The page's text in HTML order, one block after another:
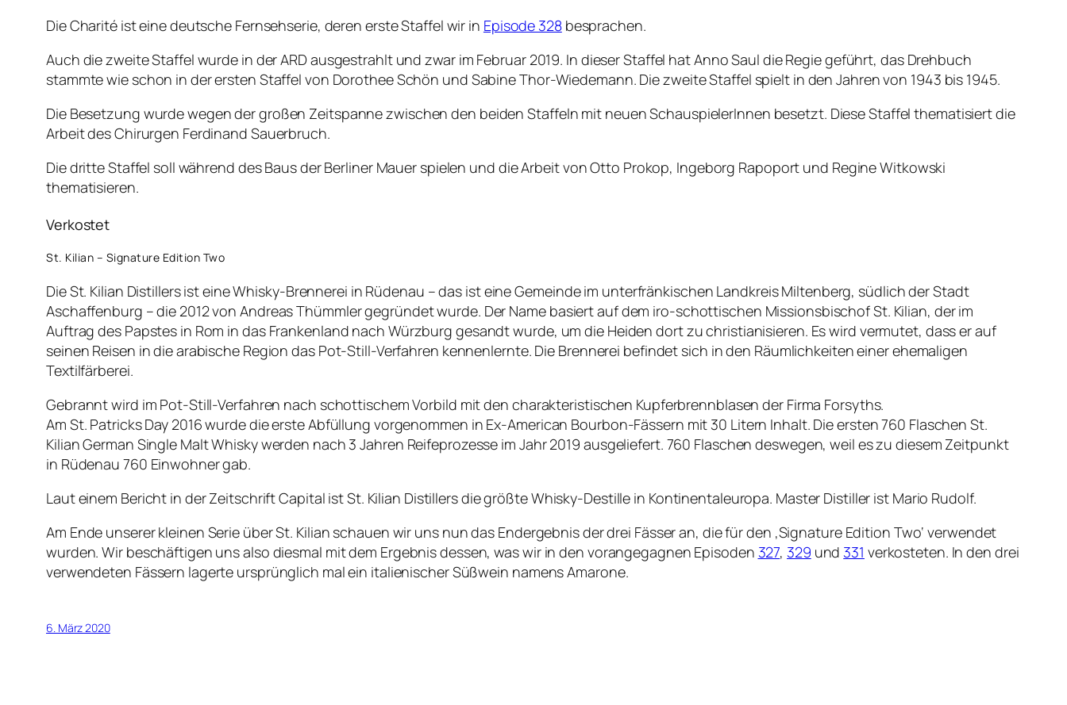
Die Charité ist eine deutsche Fernsehserie, deren erste Staffel wir in Episode 328besprachen.
Auch die zweite Staffel wurde in der ARD ausgestrahlt und zwar im Februar 2019. In dieser Staffel hat Anno Saul die Regie geführt, das Drehbuch
stammte wie schon in der ersten Staffel von Dorothee Schön und Sabine Thor-Wiedemann. Die zweite Staffel spielt in den Jahren von 1943 bis 1945.
Die Besetzung wurde wegen der großen Zeitspanne zwischen den beiden Staffeln mit neuen SchauspielerInnen besetzt. Diese Staffel thematisiert die
Arbeit des Chirurgen Ferdinand Sauerbruch.
Die dritte Staffel soll während des Baus der Berliner Mauer spielen und die Arbeit von Otto Prokop, Ingeborg Rapoport und Regine Witkowski
thematisieren.
Verkostet
St. Kilian – Signature Edition Two
Die St. Kilian Distillers ist eine Whisky-Brennerei in Rüdenau – das ist eine Gemeinde im unterfränkischen Landkreis Miltenberg, südlich der Stadt
Aschaffenburg – die 2012 von Andreas Thümmler gegründet wurde. Der Name basiert auf dem iro-schottischen Missionsbischof St. Kilian, der im
Auftrag des Papstes in Rom in das Frankenland nach Würzburg gesandt wurde, um die Heiden dort zu christianisieren. Es wird vermutet, dass er auf
seinen Reisen in die arabische Region das Pot-Still-Verfahren kennenlernte. Die Brennerei befindet sich in den Räumlichkeiten einer ehemaligen
Textilfärberei.
Gebrannt wird im Pot-Still-Verfahren nach schottischem Vorbild mit den charakteristischen Kupferbrennblasen der Firma Forsyths.
Am St. Patricks Day 2016 wurde die erste Abfüllung vorgenommen in Ex-American Bourbon-Fässern mit 30 Litern Inhalt. Die ersten 760 Flaschen St.
Kilian German Single Malt Whisky werden nach 3 Jahren Reifeprozesse im Jahr 2019 ausgeliefert. 760 Flaschen deswegen, weil es zu diesem Zeitpunkt
in Rüdenau 760 Einwohner gab.
Laut einem Bericht in der Zeitschrift Capital ist St. Kilian Distillers die größte Whisky-Destille in Kontinentaleuropa. Master Distiller ist Mario Rudolf.
Am Ende unserer kleinen Serie über St. Kilian schauen wir uns nun das Endergebnis der drei Fässer an, die für den ‚Signature Edition Two‘ verwendet
wurden. Wir beschäftigen uns also diesmal mit dem Ergebnis dessen, was wir in den vorangegagnen Episoden 327,329 und331 verkosteten. In den drei
verwendeten Fässern lagerte ursprünglich mal ein italienischer Süßwein namens Amarone.
6. März 2020